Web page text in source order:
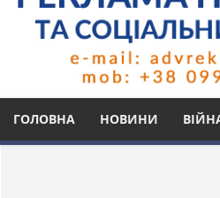
ГОЛОВНА НОВИНИ
Тег: затримали